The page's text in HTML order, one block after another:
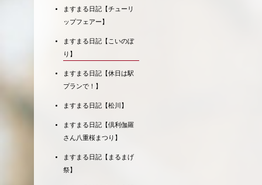
ますまる日記【チューリ
ップフェアー】
ますまる日記【こいのぼ
り】
ますまる日記【休日は駅
プランで！】
ますまる日記【松川】
ますまる日記【倶利伽羅
さん八重桜まつり】
ますまる日記【まるまげ
祭】